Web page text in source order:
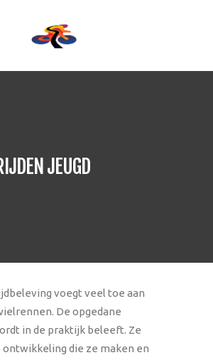
JEUGD
voegt veel toe aan
De opgedane
in de praktijk beleeft. Ze
ontwikkeling die ze maken en